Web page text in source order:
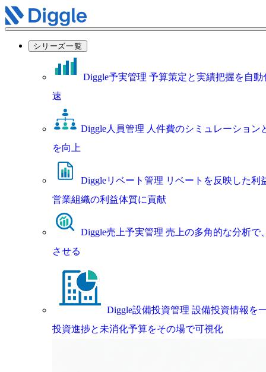
シリーズ一覧
Diggle予実管理 予算策定と実績把握を自
速
Diggle人員管理 人件費のシミュレーション
を向上
Diggleリベート管理 リベートを反映した利
営業組織の利益体質に貢献
Diggle売上予実管理 売上の多角的な分析で
させる
Diggle設備投資管理 設備投資情報を
投資進捗と未消化予算をその場で可視化